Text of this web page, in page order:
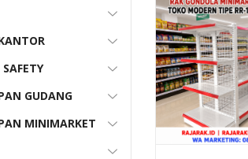
GUDANG
MINIMARKET